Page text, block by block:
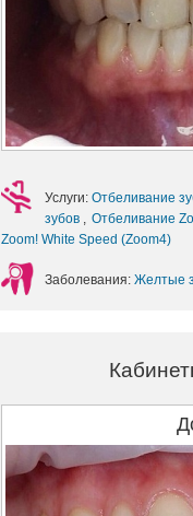
Услуги: Отбеливание
зубов , Отбеливание
Zoom! White Speed (Zoom4)
Заболевания: Желтые